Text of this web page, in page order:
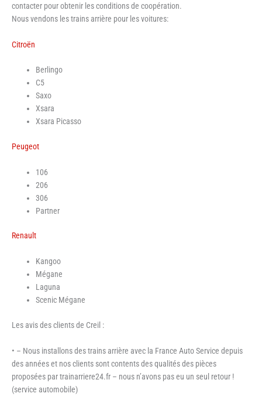
contacter pour obtenir les conditions de coopération.
Nous vendons les trains arrière pour les voitures:
Citroën
Berlingo
C5
Saxo
Xsara
Xsara Picasso
Peugeot
106
206
306
Partner
Renault
Kangoo
Mégane
Laguna
Scenic Mégane
Les avis des clients de Creil :
• – Nous installons des trains arrière avec la France Auto Service depuis
des années et nos clients sont contents des qualités des pièces
proposées par trainarriere24.fr – nous n’avons pas eu un seul retour !
(service automobile)